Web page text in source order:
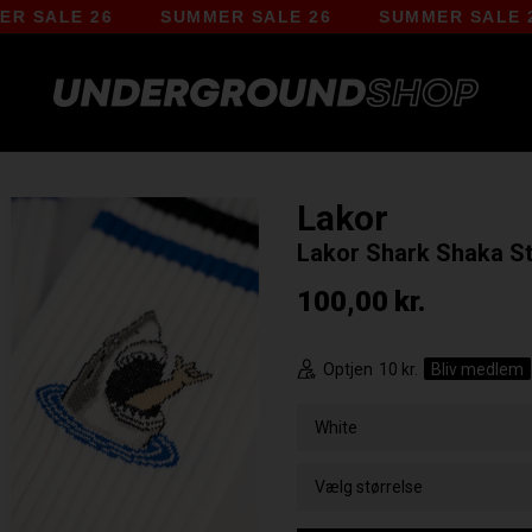
26 SUMMER SALE 26 SUMMER SALE 26
Lakor
Lakor Shark Shaka
100,00 kr.
Optjen 10 kr. Bliv medlem